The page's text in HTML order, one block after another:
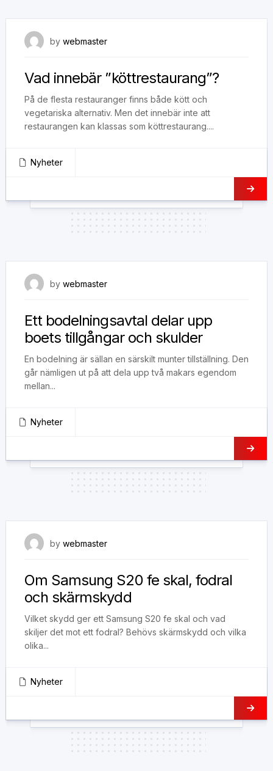
by webmaster
Vad innebär ”köttrestaurang”?
På de flesta restauranger finns både kött och
vegetariska alternativ. Men det innebär inte att
restaurangen kan klassas som köttrestaurang....
Nyheter
by webmaster
Ett bodelningsavtal delar upp
boets tillgångar och skulder
En bodelning är sällan en särskilt munter tillställning. Den
går nämligen ut på att dela upp två makars egendom
mellan...
Nyheter
by webmaster
Om Samsung S20 fe skal, fodral
och skärmskydd
Vilket skydd ger ett Samsung S20 fe skal och vad
skiljer det mot ett fodral? Behövs skärmskydd och vilka
olika...
Nyheter